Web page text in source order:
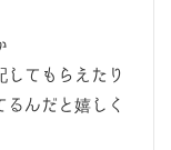
してもらえたり
るんだと嬉しく